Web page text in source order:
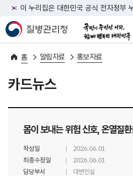
이 누리집은 대한민국 공식 전자정부
홈 알림자료 홍보자료
카드뉴스
몸이 보내는 위험 신호, 온열질
작성일
2026.06.01
최종수정일
2026.06.01
담당부서
대변인실